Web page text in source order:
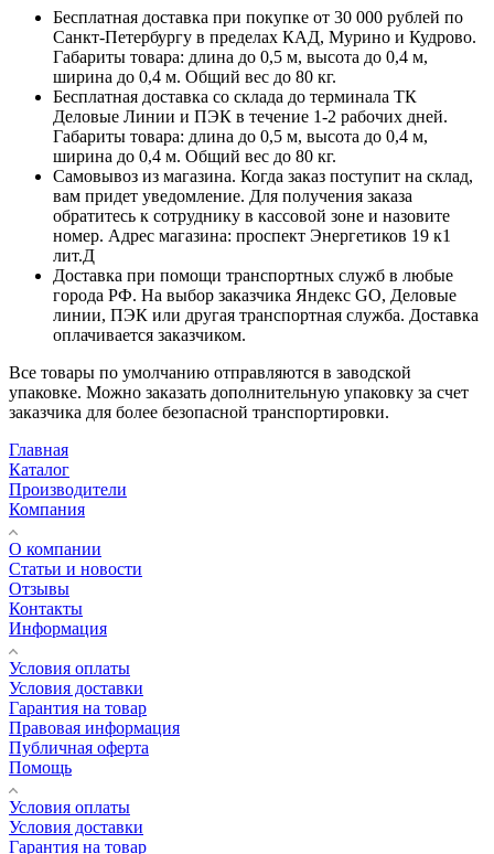
Бесплатная доставка при покупке от 30 000 рублей по
Санкт-Петербургу в пределах КАД, Мурино и Кудрово.
Габариты товара: длина до 0,5 м, высота до 0,4 м,
ширина до 0,4 м. Общий вес до 80 кг.
Бесплатная доставка со склада до терминала ТК
Деловые Линии и ПЭК в течение 1-2 рабочих дней.
Габариты товара: длина до 0,5 м, высота до 0,4 м,
ширина до 0,4 м. Общий вес до 80 кг.
Самовывоз из магазина. Когда заказ поступит на склад,
вам придет уведомление. Для получения заказа
обратитесь к сотруднику в кассовой зоне и назовите
номер. Адрес магазина: проспект Энергетиков 19 к1
лит.Д
Доставка при помощи транспортных служб в любые
города РФ. На выбор заказчика Яндекс GO, Деловые
линии, ПЭК или другая транспортная служба. Доставка
оплачивается заказчиком.
Все товары по умолчанию отправляются в заводской
упаковке. Можно заказать дополнительную упаковку за счет
заказчика для более безопасной транспортировки.
Главная
Каталог
Производители
Компания
О компании
Статьи и новости
Отзывы
Контакты
Информация
Условия оплаты
Условия доставки
Гарантия на товар
Правовая информация
Публичная оферта
Помощь
Условия оплаты
Условия доставки
Гарантия на товар